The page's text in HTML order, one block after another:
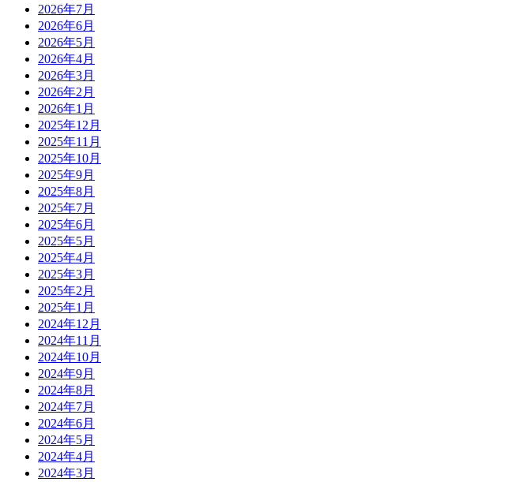
2026年7月
2026年6月
2026年5月
2026年4月
2026年3月
2026年2月
2026年1月
2025年12月
2025年11月
2025年10月
2025年9月
2025年8月
2025年7月
2025年6月
2025年5月
2025年4月
2025年3月
2025年2月
2025年1月
2024年12月
2024年11月
2024年10月
2024年9月
2024年8月
2024年7月
2024年6月
2024年5月
2024年4月
2024年3月